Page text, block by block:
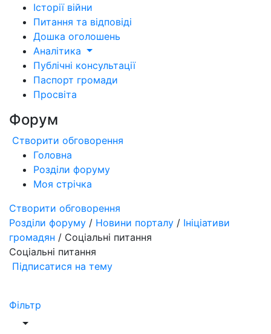
Історії війни
Питання та відповіді
Дошка оголошень
Аналітика
Публічні консультації
Паспорт громади
Просвіта
Форум
Створити обговорення
Головна
Розділи форуму
Моя стрічка
Створити обговорення
Розділи форуму / Новини порталу / Ініціативи
громадян / Соціальні питання
Соціальні питання
Підписатися на тему
Фільтр